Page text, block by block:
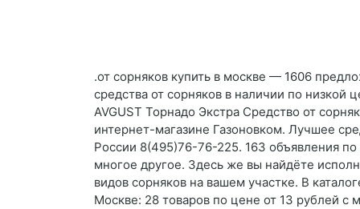
.от сорняков купить в москве — 1606
средства от сорняков в наличии по низкой
AVGUST Торнадо Экстра Средство от
интернет-магазине Газоновком. Лучшее
России 8(495)76-76-225. 163 объявления
многое другое. Здесь же вы найдёте
видов сорняков на вашем участке. В
Москве: 28 товаров по цене от 13 рублей с